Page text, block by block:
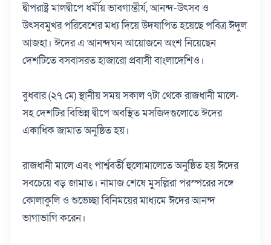
দ্বীপরাষ্ট্র মালদ্বীপে ধর্মীয় ভাবগাম্ভীর্য, আনন্দ-উৎসব ও
উৎসবমুখর পরিবেশের মধ্য দিয়ে উদযাপিত হয়েছে পবিত্র ঈদুল
আজহা। ঈদের এ আনন্দঘন আয়োজনে অংশ নিয়েছেন
দেশটিতে বসবাসরত হাজারো প্রবাসী বাংলাদেশিও।
বুধবার (২৭ মে) স্থানীয় সময় সকাল ৭টা থেকে রাজধানী মালে-
সহ দেশটির বিভিন্ন দ্বীপে অবস্থিত মসজিদগুলোতে ঈদের
একাধিক জামাত অনুষ্ঠিত হয়।
রাজধানী মালে এবং পার্শ্ববর্তী হুলোমালেতে অনুষ্ঠিত হয় ঈদের
সবচেয়ে বড় জামাত। নামাজ শেষে মুসল্লিরা পরস্পরের সঙ্গে
কোলাকুলি ও শুভেচ্ছা বিনিময়ের মাধ্যমে ঈদের আনন্দ
ভাগাভাগি করেন।